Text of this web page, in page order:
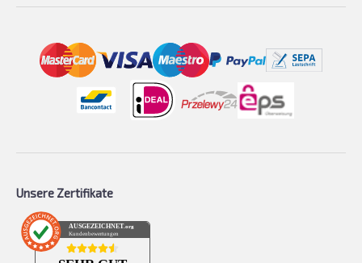
Unsere Zertifikate
AUSGEZEICHNET .org
Kundenbewertungen